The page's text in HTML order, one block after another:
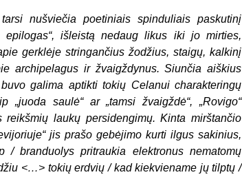
nušviečia poetiniais spinduliais paskutinį
epilogas“, išleistą nedaug likus iki jo mirties,
gerklėje stringančius žodžius, staigų, kalkinį
archipelagus ir žvaigždynus. Siunčia aiškius
galima aptikti tokių Celanui charakteringų
„juoda saulė“ ar „tamsi žvaigždė“, „Rovigo“
laukų persidengimų. Kinta mirštančio
jis prašo gebėjimo kurti ilgus sakinius,
branduolys pritraukia elektronus nematomų
<…> tokių erdvių / kad kiekviename jų tilptų /